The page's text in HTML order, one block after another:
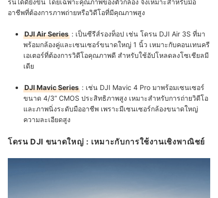
รนได้ดียิ่งขึ้น โดยเฉพาะคุณภาพของตัวกล้อง จึงเหมาะสำหรับมือ
อาชีพที่ต้องการภาพถ่ายหรือวิดีโอที่มีคุณภาพสูง
DJI Air Series : เป็นซีรีส์รองท็อป เช่น โดรน DJI Air 3S ที่มา
พร้อมกล้องคู่และเซนเซอร์ขนาดใหญ่ 1 นิ้ว เหมาะกับคอนเทนครี
เอเตอร์ที่ต้องการวิดีโอคุณภาพดี สำหรับใช้อัปโหลดลงโซเชียลมี
เดีย
DJI Mavic Series : เช่น DJI Mavic 4 Pro มาพร้อมเซนเซอร์
ขนาด 4/3” CMOS ประสิทธิภาพสูง เหมาะสำหรับการถ่ายวิดีโอ
และภาพนิ่งระดับมืออาชีพ เพราะมีเซนเซอร์กล้องขนาดใหญ่
ความละเอียดสูง
โดรน DJI ขนาดใหญ่ : เหมาะกับการใช้งานเชิงพาณิชย์